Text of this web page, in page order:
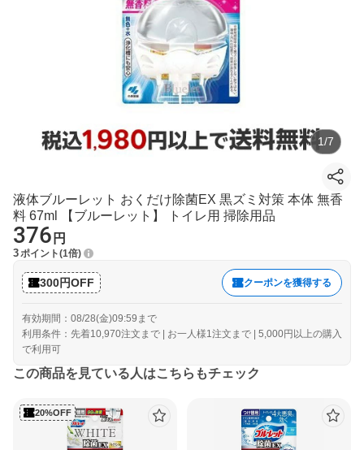
1/7
液体ブルーレット おくだけ除菌EX 黒ズミ対策 本体 無香
料 67ml 【ブルーレット】 トイレ用 掃除用品
376 円
3ポイント 1倍
300円OFF クーポンを獲得する
有効期間：08/28(金)09:59まで
利用条件：先着10,970注文まで | お一人様1注文まで | 5,000円以上の購入
で利用可
この商品を見ている人はこちらもチェック
20%OFF